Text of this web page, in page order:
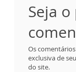
Seja
Os
exclusiva de
do site.